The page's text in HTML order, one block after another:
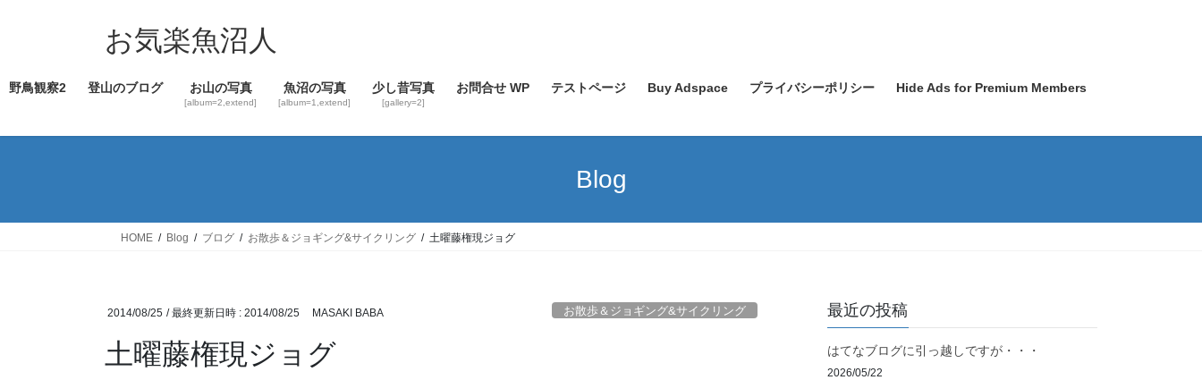
ツ
ス
シ
ン
お気楽魚沼人
野鳥観察2 登山のブログ お山の写真
[album=2,extend]
魚沼の写真
[album=1,extend]
少し昔写真
[gallery=2]
お問合せ WP テストページ Buy Adspace プライバシーポリシー Hide Ads for Premium Members
Blog
HOME Blog ブログ お散歩＆ジョギング&サイクリング 土曜藤権現ジョグ
2014/08/25 / 最終更新日時 : 2014/08/25 MASAKI BABA お散歩＆ジョギング&サイクリング
土曜藤権現ジョグ
最近の投稿
はてなブログに引っ越しですが・・・
2026/05/22